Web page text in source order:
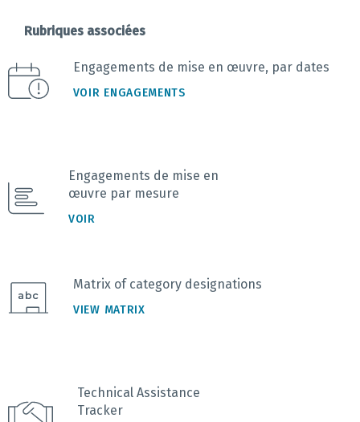
Rubriques associées
Engagements de mise en œuvre, par dates
VOIR ENGAGEMENTS
Engagements de mise en
œuvre par mesure
VOIR
Matrix of category designations
VIEW MATRIX
Technical Assistance
Tracker